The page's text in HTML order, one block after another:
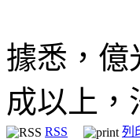
據悉，億
成以上，
RSS 列